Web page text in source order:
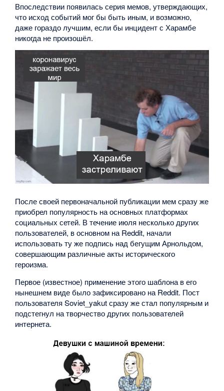
Впоследствии появилась серия мемов, утверждающих,
что исход событий мог бы быть иным, и возможно,
даже гораздо лучшим, если бы инцидент с Харамбе
никогда не произошёл.
После своей первоначальной публикации мем сразу же
приобрел популярность на основных платформах
социальных сетей. В течение июля несколько других
пользователей, в основном на Reddit, начали
использовать ту же подпись над бегущим Арнольдом,
совершающим различные акты исторического
героизма.
Первое (известное) применение этого шаблона в его
нынешнем виде было зафиксировано на Reddit. Пост
пользователя Soviet_yakut сразу же стал популярным и
подстегнул на творчество других пользователей
интернета.